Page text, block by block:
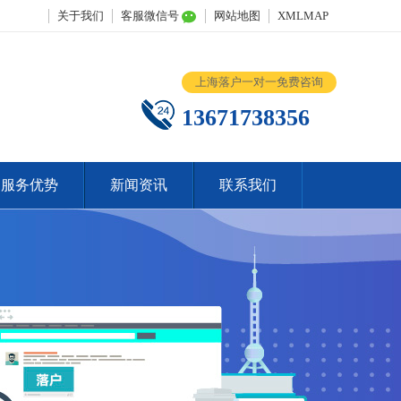
关于我们 客服微信号 网站地图 XMLMAP
上海落户一对一免费咨询
13671738356
服务优势 新闻资讯 联系我们